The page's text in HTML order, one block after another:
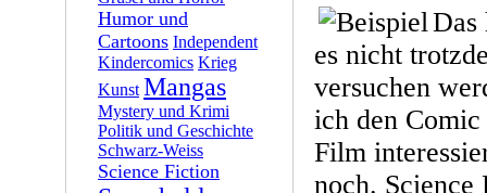
Humor und
Cartoons Independent
Kindercomics Krieg
Kunst Mangas
Mystery und Krimi
Politik und Geschichte
Schwarz-Weiss
Science Fiction
Das
es nicht
versuchen
ich den
Film
noch.